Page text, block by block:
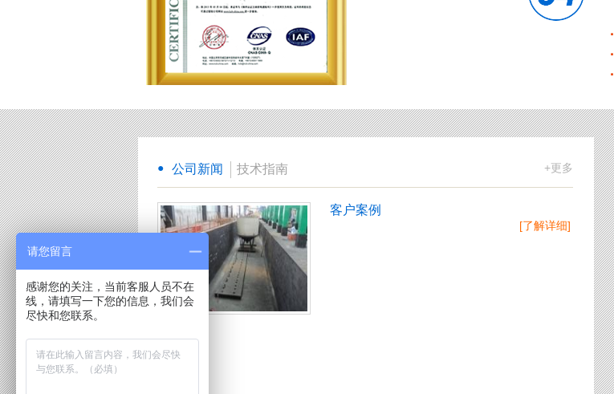
·
·
·
公司新闻 技术指南 +更多
客户案例
[了解详细]
请您留言
感谢您的关注，当前客服人员不在
线，请填写一下您的信息，我们会
尽快和您联系。